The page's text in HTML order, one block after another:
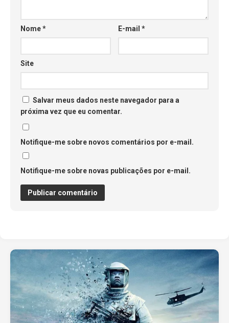
Nome* E-mail*
Site
Salvar meus dados neste navegador para a
próxima vez que eu comentar.
Notifique-me sobre novos comentários por e-mail.
Notifique-me sobre novas publicações por e-mail.